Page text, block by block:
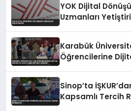
YOK Dijital
Uzmanları
Karabük
Öğrencilerine
Sinop’ta
Kapsamlı Tercih